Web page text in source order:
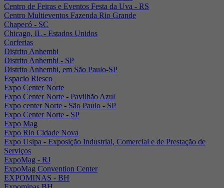
Centro de Feiras e Eventos Festa da Uva - RS
Centro Multieventos Fazenda Rio Grande
Chapecó - SC
Chicago, IL - Estados Unidos
Corferias
Distrito Anhembi
Distrito Anhembi - SP
Distrito Anhembi, em São Paulo-SP
Espacio Riesco
Expo Center Norte
Expo Center Norte - Pavilhão Azul
Expo center Norte - São Paulo - SP
Expo Center Norte - SP
Expo Mag
Expo Rio Cidade Nova
Expo Usipa - Exposição Industrial, Comercial e de Prestação de
Serviços
ExpoMag - RJ
ExpoMag Convention Center
EXPOMINAS - BH